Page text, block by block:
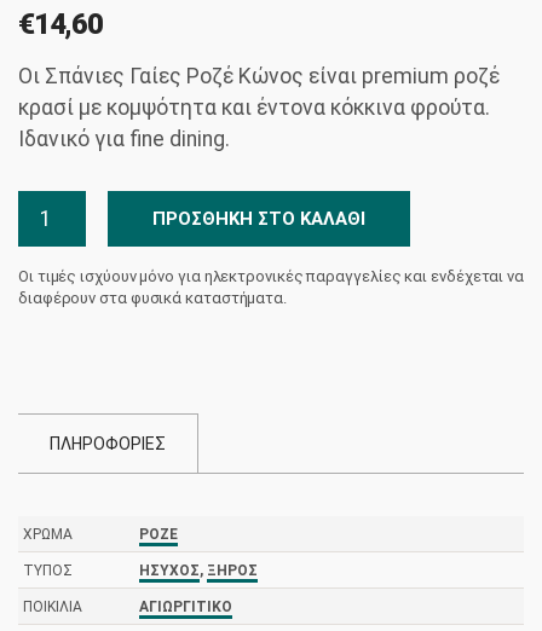
€14,60
Οι Σπάνιες Γαίες Ροζέ Κώνος είναι premium ροζέ
κρασί με κομψότητα και έντονα κόκκινα φρούτα.
Ιδανικό για fine dining.
Στροφιλιά
Γαίες
Ροζέ
ΠΡΟΣΘΉΚΗ ΣΤΟ ΚΑΛΆΘΙ
Οι τιμές ισχύουν μόνο για ηλεκτρονικές παραγγελίες και ενδέχεται να
διαφέρουν στα φυσικά καταστήματα.
ΠΛΗΡΟΦΟΡΙΕΣ
ΧΡΏΜΑ ΡΟΖΈ
ΤΎΠΟΣ ΉΣΥΧΟΣ, ΞΗΡΌΣ
ΠΟΙΚΙΛΊΑ ΑΓΙΩΡΓΊΤΙΚΟ